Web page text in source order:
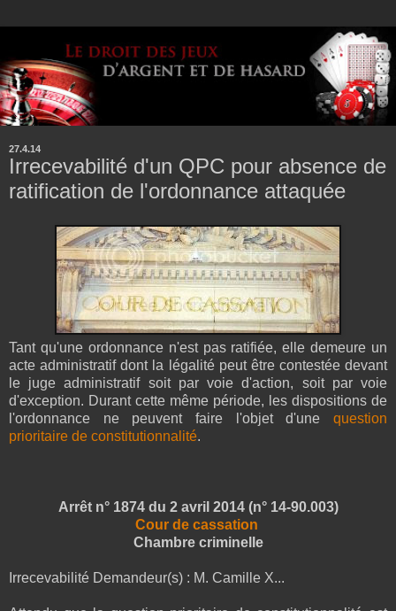
27.4.14
Irrecevabilité d'un QPC pour absence de
ratification de l'ordonnance attaquée
Tant qu'une ordonnance n'est pas ratifiée, elle demeure un
acte administratif dont la légalité peut être contestée devant
le juge administratif soit par voie d'action, soit par voie
d'exception. Durant cette même période, les dispositions de
l'ordonnance ne peuvent faire l'objet d'une question
prioritaire de constitutionnalité.
Arrêt n° 1874 du 2 avril 2014 (n° 14-90.003)
Cour de cassation
Chambre criminelle
Irrecevabilité Demandeur(s) : M. Camille X...